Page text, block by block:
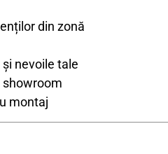
din zonă
nevoile tale
showroom
montaj